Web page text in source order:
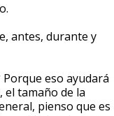
antes, durante y
eso ayudará
el tamaño de la
pienso que es